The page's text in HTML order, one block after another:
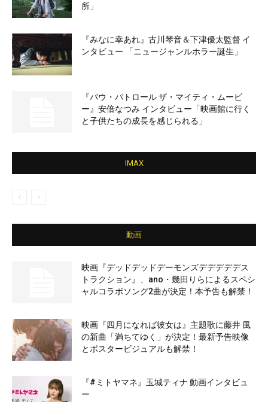
所」
『みなに幸あれ』古川琴音＆下津優太監督 イ
ンタビュー 「ニュージャンルホラー誕生」
『パウ・パトロール ザ・マイティ・ムービ
ー』安倍なつみ インタビュー「映画館に行く
と子供たちの成長を感じられる」
IMAX
動画
映画『デッドデッドデーモンズデデデデデス
トラクション』、ano・幾田りらによるスペシ
ャルコラボソング2曲が決定！本予告も解禁！
映画『四月になれば彼女は』主題歌に藤井 風
の新曲「満ちてゆく」が決定！最新予告映像
とポスタービジュアルも解禁！
『#ミトヤマネ』玉城ティナ 動画インタビュ
ー